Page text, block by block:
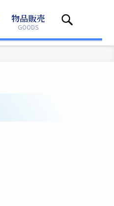
物品販売
GOODS
物品販売
GOODS